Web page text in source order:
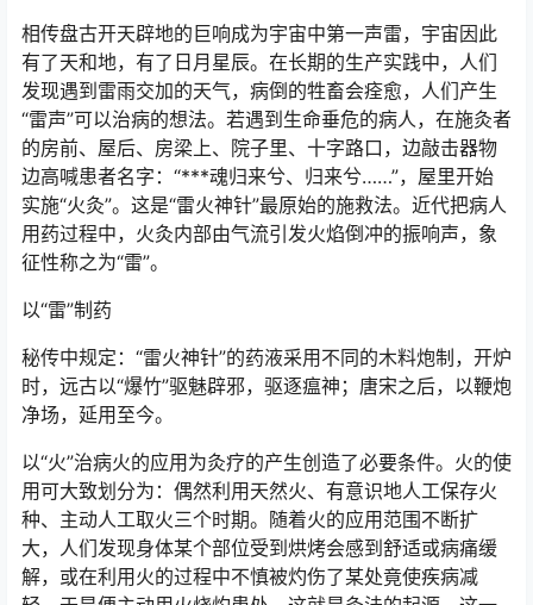
相传盘古开天辟地的巨响成为宇宙中第一声雷，宇宙因此
有了天和地，有了日月星辰。在长期的生产实践中，人们
发现遇到雷雨交加的天气，病倒的牲畜会痊愈，人们产生
“雷声”可以治病的想法。若遇到生命垂危的病人，在施灸者
的房前、屋后、房梁上、院子里、十字路口，边敲击器物
边高喊患者名字：“***魂归来兮、归来兮……”，屋里开始
实施“火灸”。这是“雷火神针”最原始的施救法。近代把病人
用药过程中，火灸内部由气流引发火焰倒冲的振响声，象
征性称之为“雷”。
以“雷”制药
秘传中规定：“雷火神针”的药液采用不同的木料炮制，开炉
时，远古以“爆竹”驱魅辟邪，驱逐瘟神；唐宋之后，以鞭炮
净场，延用至今。
以“火”治病火的应用为灸疗的产生创造了必要条件。火的使
用可大致划分为：偶然利用天然火、有意识地人工保存火
种、主动人工取火三个时期。随着火的应用范围不断扩
大，人们发现身体某个部位受到烘烤会感到舒适或病痛缓
解，或在利用火的过程中不慎被灼伤了某处竟使疾病减